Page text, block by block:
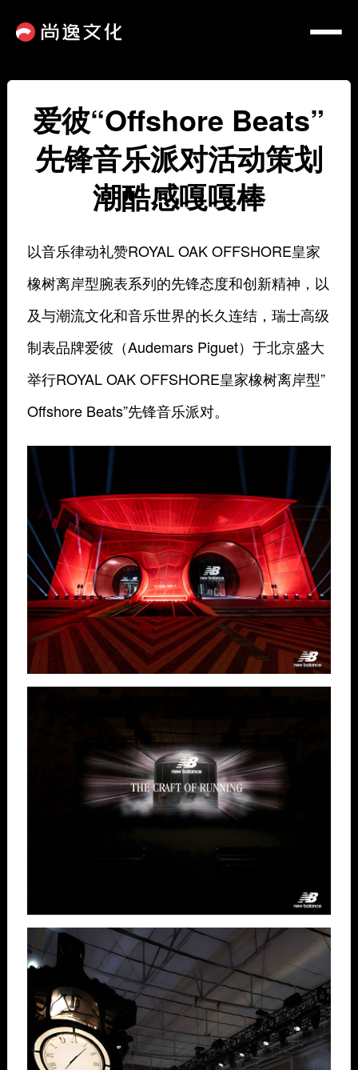
爱彼“Offshore Beats”
先锋音乐派对活动策划
潮酷感嘎嘎棒
以音乐律动礼赞ROYAL OAK OFFSHORE皇家
橡树离岸型腕表系列的先锋态度和创新精神，以
及与潮流文化和音乐世界的长久连结，瑞士高级
制表品牌爱彼（Audemars Piguet）于北京盛大
举行ROYAL OAK OFFSHORE皇家橡树离岸型”
Offshore Beats”先锋音乐派对。